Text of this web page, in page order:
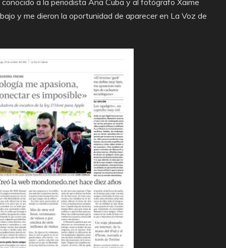
y me dieron la oportunidad de aparecer en La Voz de